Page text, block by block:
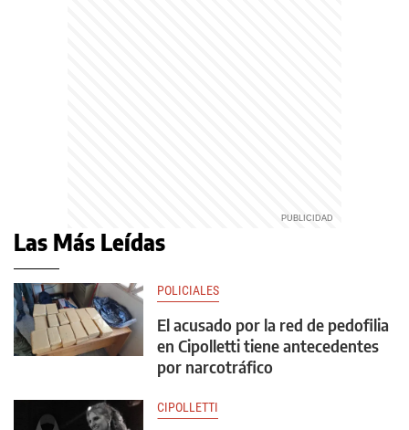
Las Más Leídas
POLICIALES
El acusado por la red de pedofilia
en Cipolletti tiene antecedentes
por narcotráfico
CIPOLLETTI